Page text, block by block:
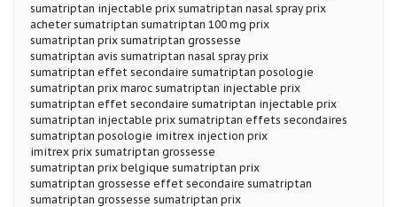
sumatriptan injectable prix sumatriptan nasal spray prix
acheter sumatriptan sumatriptan 100 mg prix
sumatriptan prix sumatriptan grossesse
sumatriptan avis sumatriptan nasal spray prix
sumatriptan effet secondaire sumatriptan posologie
sumatriptan prix maroc sumatriptan injectable prix
sumatriptan effet secondaire sumatriptan injectable prix
sumatriptan injectable prix sumatriptan effets secondaires
sumatriptan posologie imitrex injection prix
imitrex prix sumatriptan grossesse
sumatriptan prix belgique sumatriptan prix
sumatriptan grossesse effet secondaire sumatriptan
sumatriptan grossesse sumatriptan prix